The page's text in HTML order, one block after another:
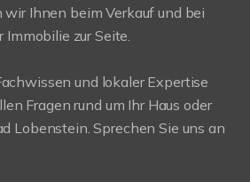
wir Ihnen beim Verkauf und bei
Immobilie zur Seite.
und lokaler Expertise
Fragen rund um Ihr Haus oder
Lobenstein. Sprechen Sie uns an